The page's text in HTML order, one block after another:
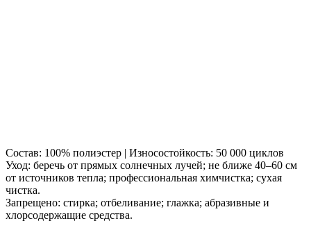
Состав: 100% полиэстер | Износостойкость: 50 000 циклов
Уход: беречь от прямых солнечных лучей; не ближе 40–60 см
от источников тепла; профессиональная химчистка; сухая
чистка.
Запрещено: стирка; отбеливание; глажка; абразивные и
хлорсодержащие средства.